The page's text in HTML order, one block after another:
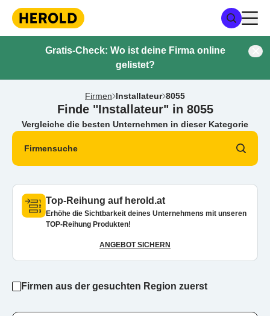
Gratis-Check: Wo ist deine Firma online
gelistet?
Firmen Installateur 8055
Finde "Installateur" in 8055
Vergleiche die besten Unternehmen in dieser Kategorie
Firmensuche
Top-Reihung auf herold.at
Erhöhe die Sichtbarkeit deines Unternehmens mit unseren
TOP-Reihung Produkten!
ANGEBOT SICHERN
Firmen aus der gesuchten Region zuerst